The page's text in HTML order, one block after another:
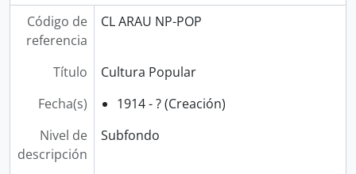
Código de
referencia
CL ARAU NP-POP
Título
Cultura Popular
Fecha(s)
1914 - ? (Creación)
Nivel de
descripción
Subfondo